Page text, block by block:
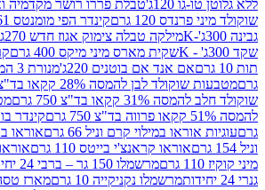
120ג'
טבלת פררו רושר מקדמיה ואגוז לוז 90 גרם
120 גרם
קינדר הפי מומנטס 161 גרם
מילקה טבלה צימוק אגוז חדש 270ג' - K
מילקה
שקית מארס מיני מיקס 400 גרם
קראנצ'י
אם אנד אם בוטנים 220ג'
לבן להמסה 28% קקאו בד"צ 750 גרם
קקאו בד"צ 750 גרם
מטבעות
במילוי קרם וניל 66 גרם
אוראו בראוניז 154 גרם
אוראו קראנצ'י בייטס 110 גרם
אוראו גולדן 154 גרם
מרשמלו 150 גר – ברבי 24 יחידות
מרשמלו נקניקייה 10 גרם
מארז טסה של בוננזה